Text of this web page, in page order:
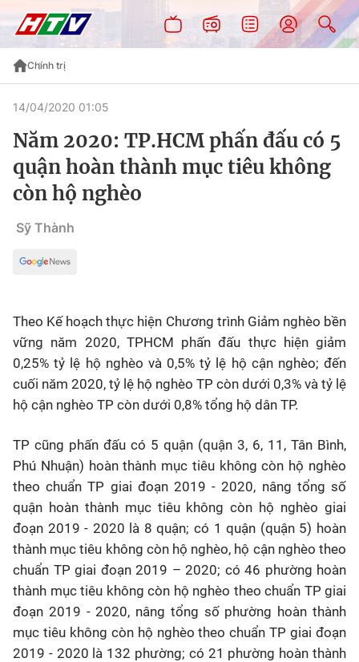
Chính trị
14/04/2020 01:05
Năm 2020: TP.HCM phấn đấu có 5
quận hoàn thành mục tiêu không
còn hộ nghèo
Sỹ Thành
Theo Kế hoạch thực hiện Chương trình Giảm nghèo bền
vững năm 2020, TPHCM phấn đấu thực hiện giảm
0,25% tỷ lệ hộ nghèo và 0,5% tỷ lệ hộ cận nghèo; đến
cuối năm 2020, tỷ lệ hộ nghèo TP còn dưới 0,3% và tỷ lệ
hộ cận nghèo TP còn dưới 0,8% tổng hộ dân TP.
TP cũng phấn đấu có 5 quận (quận 3, 6, 11, Tân Bình,
Phú Nhuận) hoàn thành mục tiêu không còn hộ nghèo
theo chuẩn TP giai đoạn 2019 - 2020, nâng tổng số
quận hoàn thành mục tiêu không còn hộ nghèo giai
đoạn 2019 - 2020 là 8 quận; có 1 quận (quận 5) hoàn
thành mục tiêu không còn hộ nghèo, hộ cận nghèo theo
chuẩn TP giai đoạn 2019 – 2020; có 46 phường hoàn
thành mục tiêu không còn hộ nghèo theo chuẩn TP giai
đoạn 2019 - 2020, nâng tổng số phường hoàn thành
mục tiêu không còn hộ nghèo theo chuẩn TP giai đoạn
2019 - 2020 là 132 phường; có 21 phường hoàn thành